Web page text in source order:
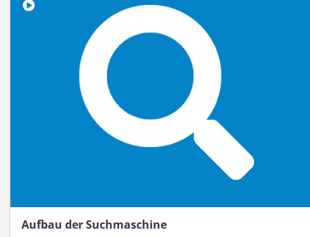
Aufbau der Suchmaschine